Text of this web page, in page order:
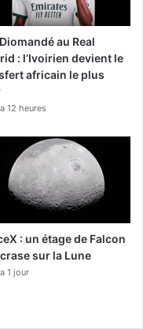
au Real
: l’Ivoirien devient le
africain le plus
12 heures
: un étage de Falcon
sur la Lune
1 jour